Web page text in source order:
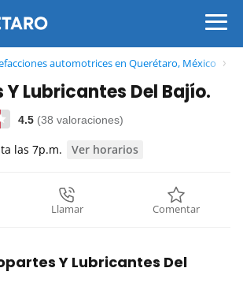
automotrices en Querétaro, México
Lubricantes Del Bajío.
4.5 (38 valoraciones)
las 7p.m. Ver horarios
Llamar Comentar
Y Lubricantes Del